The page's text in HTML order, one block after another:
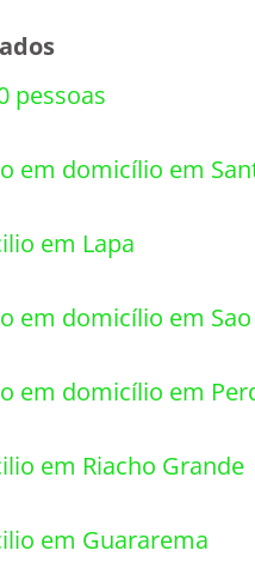
pessoas
em domicílio em
em Lapa
em domicílio em
em domicílio em
em Riacho Grande
em Guararema